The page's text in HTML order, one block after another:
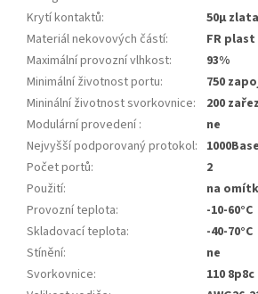
Krytí kontaktů:
50µ
Materiál nekovových částí:
FR plast
Maximální provozní vlhkost:
93%
Minimální životnost portu:
750
Mininální životnost svorkovnice:
200
Modulární provedení:
ne
Nejvyšší podporovaný protokol:
Počet portů:
2
Použití:
na
Provozní teplota:
-10-60°C
Skladovací teplota:
-40-70°C
Stínění:
ne
Svorkovnice:
110 8p8c